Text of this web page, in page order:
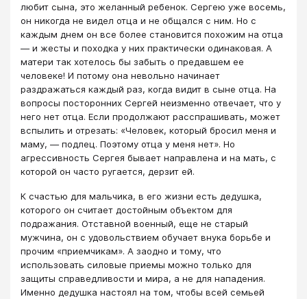
любит сына, это желанный ребенок. Сергею уже восемь,
он никогда не видел отца и не общался с ним. Но с
каждым днем он все более становится похожим на отца
— и жесты и походка у них практически одинаковая. А
матери так хотелось бы забыть о предавшем ее
человеке! И потому она невольно начинает
раздражаться каждый раз, когда видит в сыне отца. На
вопросы посторонних Сергей неизменно отвечает, что у
него нет отца. Если продолжают расспрашивать, может
вспылить и отрезать: «Человек, который бросил меня и
маму, — подлец. Поэтому отца у меня нет». Но
агрессивность Сергея бывает направлена и на мать, с
которой он часто ругается, дерзит ей.
К счастью для мальчика, в его жизни есть дедушка,
которого он считает достойным объектом для
подражания. Отставной военный, еще не старый
мужчина, он с удовольствием обучает внука борьбе и
прочим «приемчикам». А заодно и тому, что
использовать силовые приемы можно только для
защиты справедливости и мира, а не для нападения.
Именно дедушка настоял на том, чтобы всей семьей